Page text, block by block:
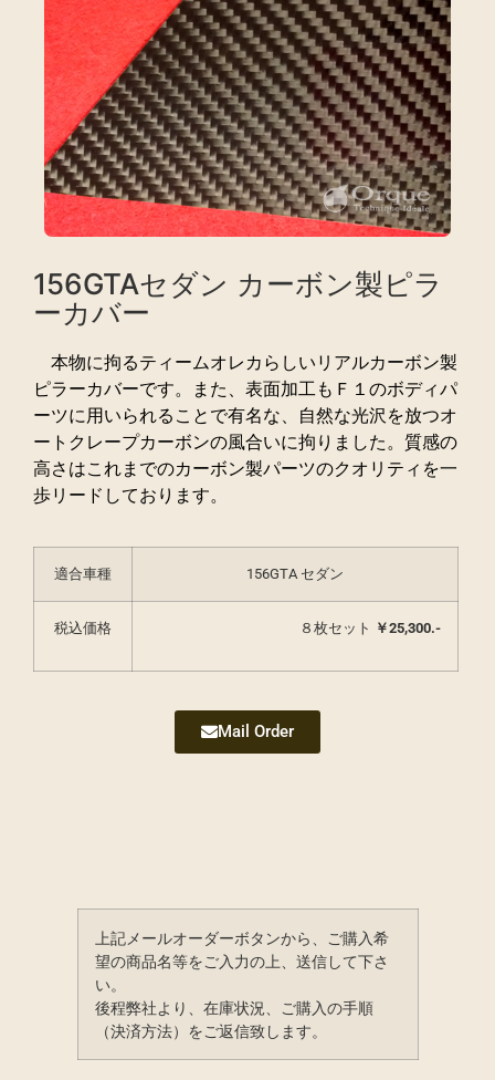
156GTAセダン カーボン製ピラ
ーカバー
本物に拘るティームオレカらしいリアルカーボン製
ピラーカバーです。また、表面加工もＦ１のボディパ
ーツに用いられることで有名な、自然な光沢を放つオ
ートクレープカーボンの風合いに拘りました。質感の
高さはこれまでのカーボン製パーツのクオリティを一
歩リードしております。
適合車種 156GTA セダン
税込価格 ８枚セット ￥25,300.-
Mail Order
上記メールオーダーボタンから、ご購入希
望の商品名等をご入力の上、送信して下さ
い。
後程弊社より、在庫状況、ご購入の手順
（決済方法）をご返信致します。